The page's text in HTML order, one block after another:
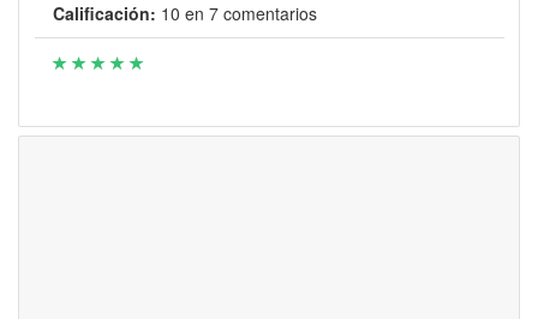
Calificación: 10 en 7comentarios